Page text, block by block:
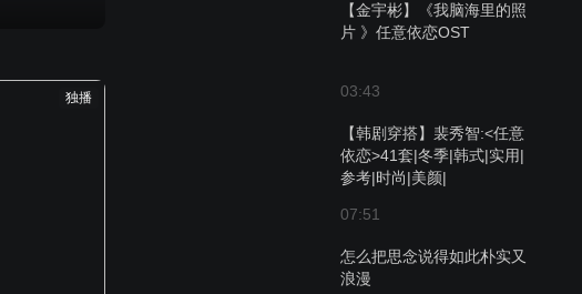
【金宇彬】《我脑海里的照
片 》任意依恋OST
03:43
【韩剧穿搭】裴秀智:<任意
依恋>41套|冬季|韩式|实用|
参考|时尚|美颜|
07:51
怎么把思念说得如此朴实又
浪漫
独播